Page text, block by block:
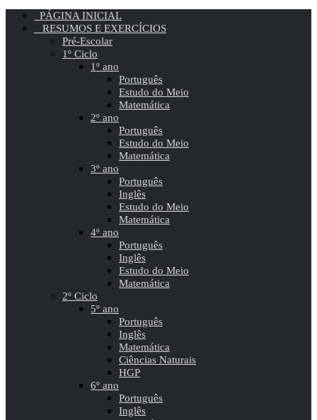
PÁGINA INICIAL
RESUMOS E EXERCÍCIOS
Pré-Escolar
1º Ciclo
1º ano
Português
Estudo do Meio
Matemática
2º ano
Português
Estudo do Meio
Matemática
3º ano
Português
Inglês
Estudo do Meio
Matemática
4º ano
Português
Inglês
Estudo do Meio
Matemática
2º Ciclo
5º ano
Português
Inglês
Matemática
Ciências Naturais
HGP
6º ano
Português
Inglês